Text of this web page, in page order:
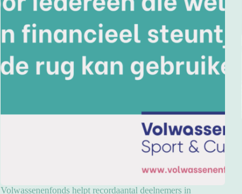
Volwassenenfonds helpt recordaantal deelnemers in